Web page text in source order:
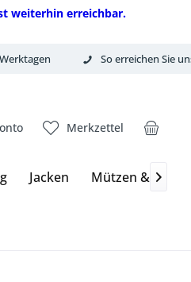
weiterhin erreichbar.
So erreichen Sie
Merkzettel
Jacken Mützen & 